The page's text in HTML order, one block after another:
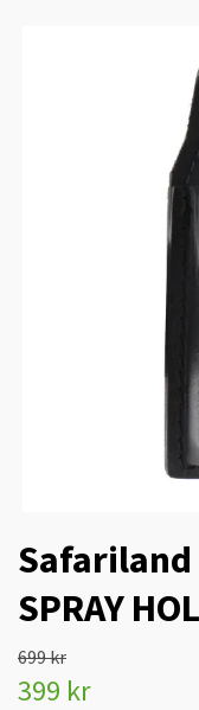
Safariland
SPRAY
699 kr
399 kr